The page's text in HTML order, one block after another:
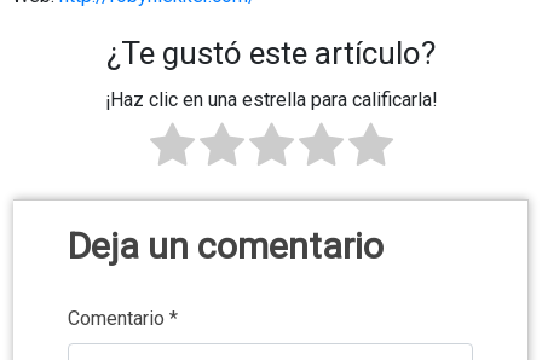
¿Te gustó este artículo?
¡Haz clic en una estrella para calificarla!
Deja un comentario
Comentario *